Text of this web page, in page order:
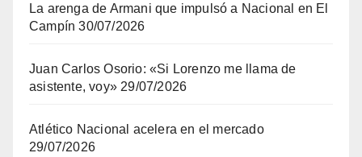
La arenga de Armani que impulsó a Nacional en El
Campín 30/07/2026
Juan Carlos Osorio: «Si Lorenzo me llama de
asistente, voy» 29/07/2026
Atlético Nacional acelera en el mercado
29/07/2026